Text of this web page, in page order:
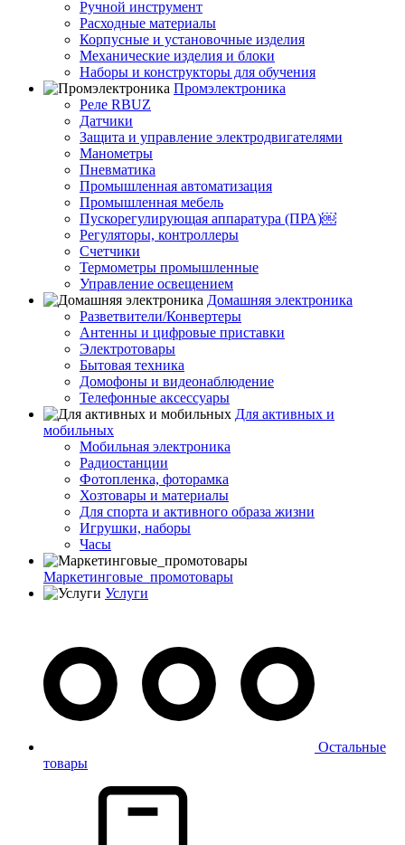
Ручной инструмент
Расходные материалы
Корпусные и установочные изделия
Механические изделия и блоки
Наборы и конструкторы для обучения
Промэлектроника
Реле RBUZ
Датчики
Защита и управление электродвигателями
Манометры
Пневматика
Промышленная автоматизация
Промышленная мебель
Пускорегулирующая аппаратура (ПРА)￼
Регуляторы, контроллеры
Счетчики
Термометры промышленные
Управление освещением
Домашняя электроника
Разветвители/Конвертеры
Антенны и цифровые приставки
Электротовары
Бытовая техника
Домофоны и видеонаблюдение
Телефонные аксессуары
Для активных и
мобильных
Мобильная электроника
Радиостанции
Фотопленка, фоторамка
Хозтовары и материалы
Для спорта и активного образа жизни
Игрушки, наборы
Часы
Маркетинговые_промотовары
Услуги
Остальные
товары